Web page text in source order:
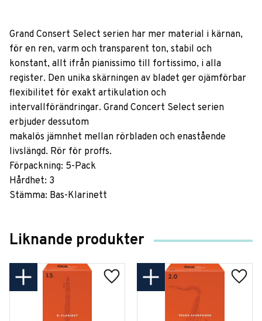
Grand Consert Select serien har mer material i kärnan,
för en ren, varm och transparent ton, stabil och
konstant, allt ifrån pianissimo till fortissimo, i alla
register. Den unika skärningen av bladet ger ojämförbar
flexibilitet för exakt artikulation och
intervallförändringar. Grand Concert Select serien
erbjuder dessutom
makalös jämnhet mellan rörbladen och enastående
livslängd. Rör för proffs.
Förpackning: 5-Pack
Hårdhet: 3
Stämma: Bas-Klarinett
Liknande produkter